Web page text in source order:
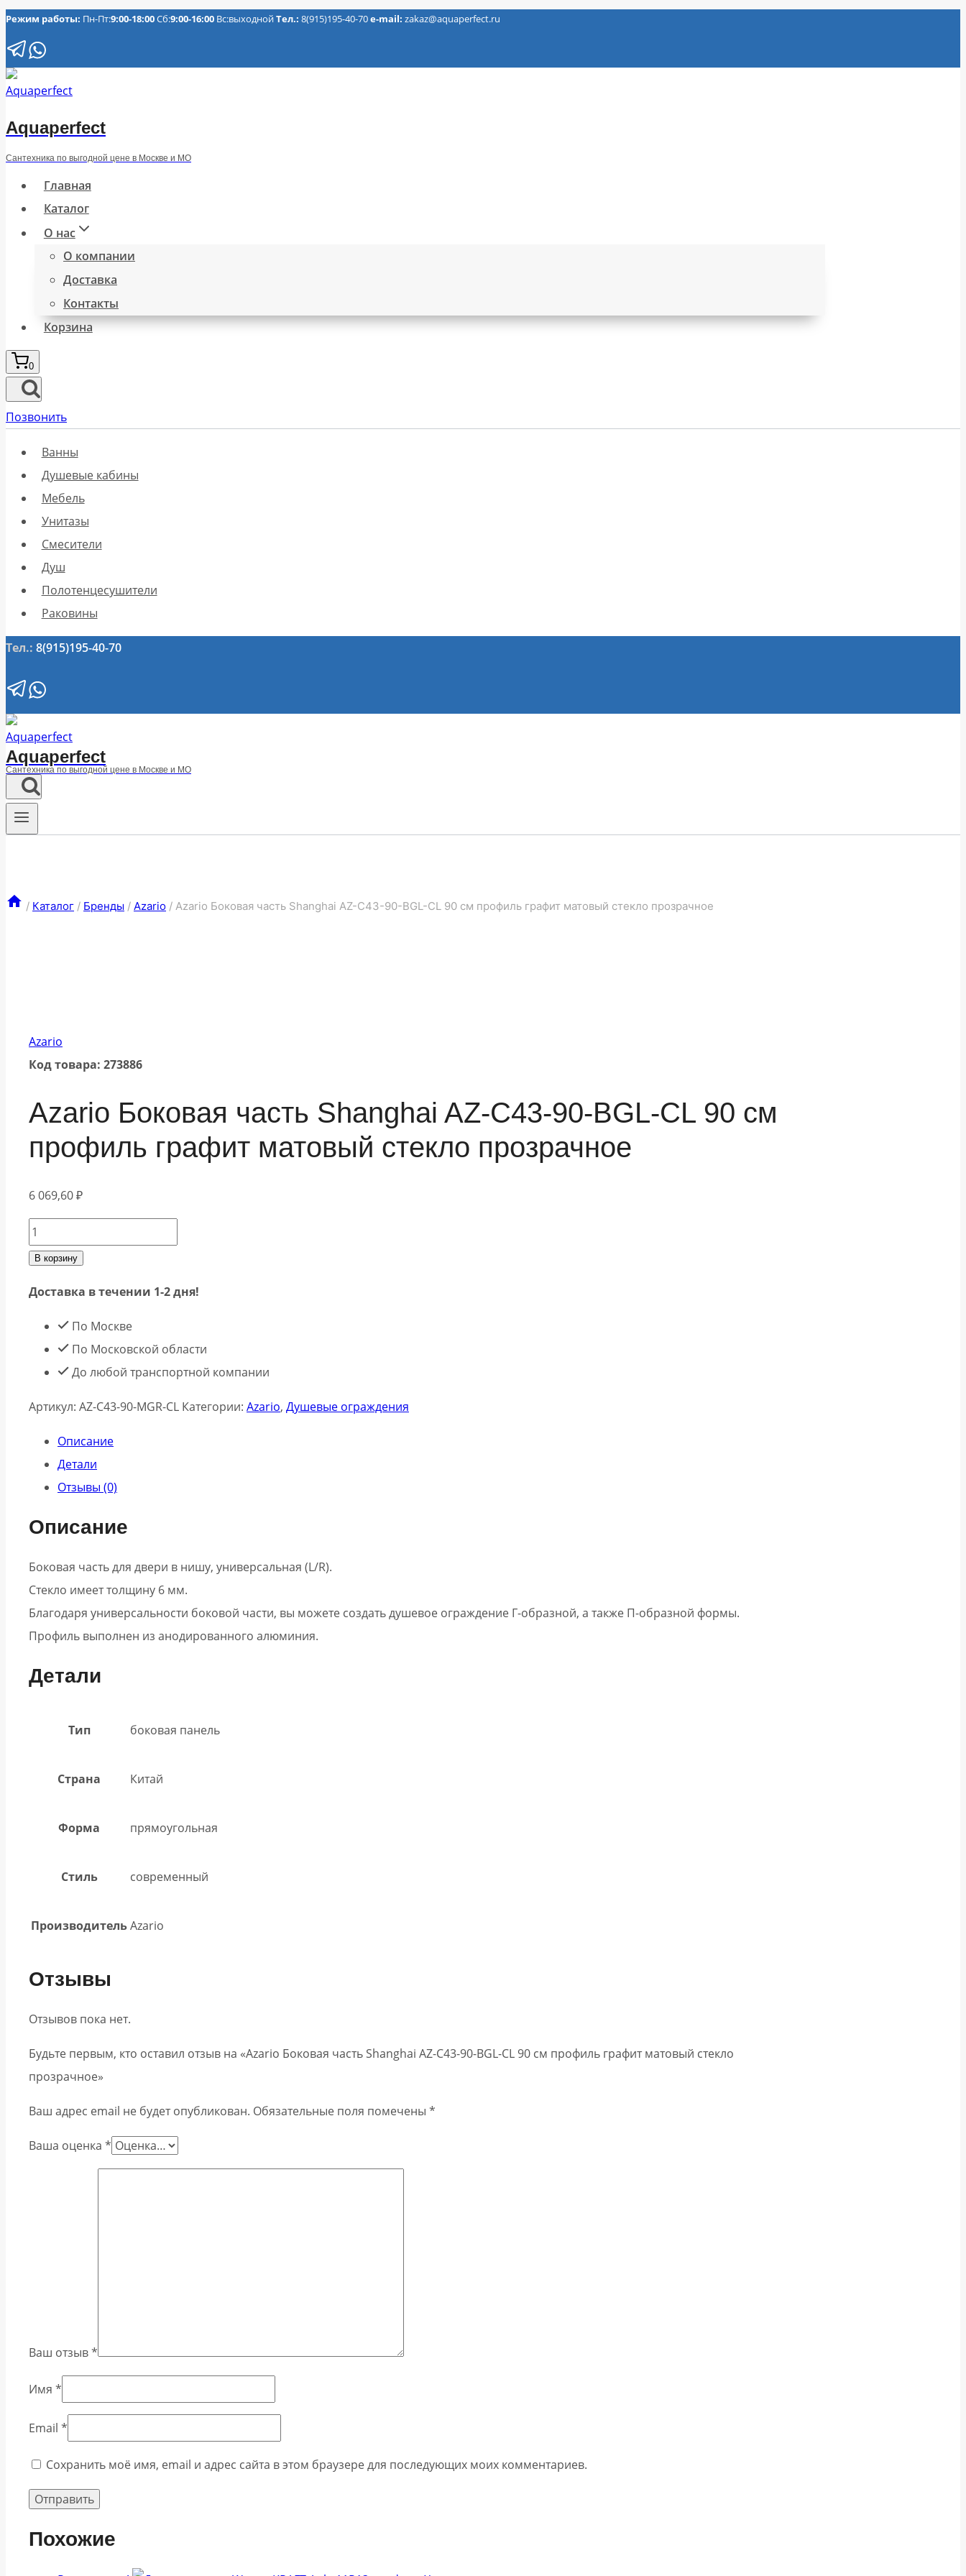
Перейти
к
содержимому
Режим работы: Пн-Пт:9:00-18:00Сб:9:00-16:00 Вс:выходнойТел.: 8(915)195-40-70e-mail: zakaz@aquaperfect.ru
Aquaperfect
Сантехника по выгодной цене в Москве и МО
Главная
Каталог
О нас
О компании
Доставка
Контакты
Корзина
0
Позвонить
Ванны
Душевые кабины
Мебель
Унитазы
Смесители
Душ
Полотенцесушители
Раковины
Тел.: 8(915)195-40-70
Aquaperfect
Сантехника по выгодной цене в Москве и МО
/ Каталог / Бренды / Azario / Azario Боковая часть Shanghai AZ-C43-90-BGL-CL 90 см профиль графит матовый стекло прозрачное
Azario
Код товара: 273886
Azario Боковая часть Shanghai AZ-C43-90-BGL-CL 90 см
профиль графит матовый стекло прозрачное
6 069,60₽
Количество
товара
Боковая
часть
Shanghai
90-
BGL-
профиль
матовый
стекло
прозрачное
В корзину
Доставка в течении 1-2 дня!
По Москве
По Московской области
До любой транспортной компании
Артикул: AZ-C43-90-MGR-CL Категории: Azario, Душевые ограждения
Описание
Детали
Отзывы (0)
Описание
Боковая часть для двери в нишу, универсальная (L/R).
Стекло имеет толщину 6 мм.
Благодаря универсальности боковой части, вы можете создать душевое ограждение Г-образной, а также П-образной формы.
Профиль выполнен из анодированного алюминия.
Детали
Тип боковая панель
Страна Китай
Форма прямоугольная
Стиль современный
ПроизводительAzario
Отзывы
Отзывов пока нет.
Будьте первым, кто оставил отзыв на «Azario Боковая часть Shanghai AZ-C43-90-BGL-CL 90 см профиль графит матовый стекло
прозрачное»
Ваш адрес email не будет опубликован. Обязательные поля помечены *
Ваша оценка *
Ваш отзыв*
Имя *
Email *
Сохранить моё имя, email и адрес сайта в этом браузере для последующих моих комментариев.
Похожие